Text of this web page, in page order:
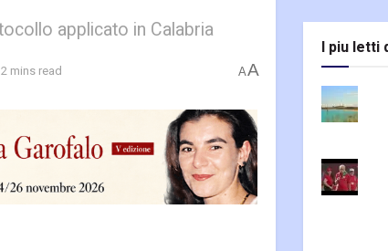
applicato in Calabria
mins read AA
I piu letti